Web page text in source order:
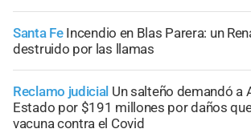
Santa Fe Incendio en Blas Parera: un
destruido por las llamas
Reclamo judicial Un salteño demandó a
Estado por $191 millones por daños
vacuna contra el Covid